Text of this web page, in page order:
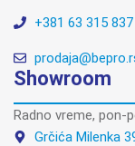
+381 63 315 837
Showroom
Radno vreme, pon-
Grčića Milenka